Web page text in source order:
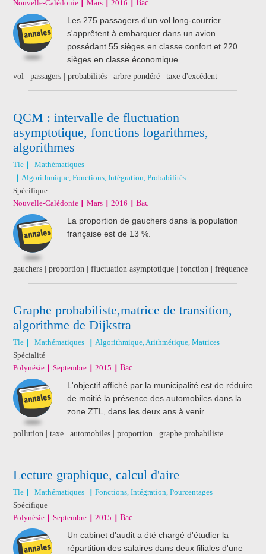
Nouvelle-Calédonie
Mars 2016 Bac
Les 275 passagers d'un vol long-courrier
s'apprêtent à embarquer dans un avion
possédant 55 sièges en classe confort et 220
sièges en classe économique.
vol | passagers | probabilités | arbre pondéré | taxe d'excédent
QCM : intervalle de fluctuation
asymptotique, fonctions logarithmes,
algorithmes
Tle
Mathématiques
Algorithmique, Fonctions, Intégration, Probabilités
Spécifique
Nouvelle-Calédonie
Mars 2016 Bac
La proportion de gauchers dans la population
française est de 13 %.
gauchers | proportion | fluctuation asymptotique | fonction | fréquence
Graphe probabiliste,matrice de transition,
algorithme de Dijkstra
Tle Mathématiques
Algorithmique, Arithmétique, Matrices
Spécialité
Polynésie
Septembre 2015 Bac
L'objectif affiché par la municipalité est de réduire
de moitié la présence des automobiles dans la
zone ZTL, dans les deux ans à venir.
pollution | taxe | automobiles | proportion | graphe probabiliste
Lecture graphique, calcul d'aire
Tle Mathématiques
Fonctions, Intégration, Pourcentages
Spécifique
Polynésie
Septembre 2015 Bac
Un cabinet d'audit a été chargé d'étudier la
répartition des salaires dans deux filiales d'une